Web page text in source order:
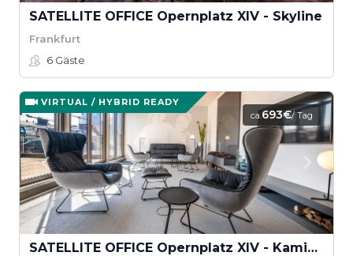
SATELLITE OFFICE Opernplatz XIV - Skyline
Frankfurt
6 Gäste
VIRTUAL / HYBRID READY
ca.693€/ Tag
SATELLITE OFFICE Opernplatz XIV - Kaminlounge